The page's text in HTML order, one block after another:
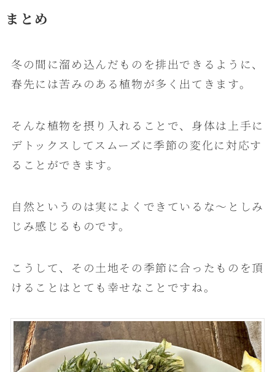
まとめ
冬の間に溜め込んだものを排出できるように、
春先には苦みのある植物が多く出てきます。
そんな植物を摂り入れることで、身体は上手に
デトックスしてスムーズに季節の変化に対応す
ることができます。
自然というのは実によくできているな～としみ
じみ感じるものです。
こうして、その土地その季節に合ったものを頂
けることはとても幸せなことですね。